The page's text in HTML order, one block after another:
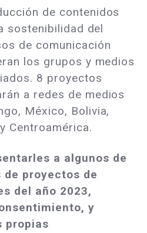
de contenidos
sostenibilidad del
de comunicación
los grupos y medios
8 proyectos
a redes de medios
México, Bolivia,
Centroamérica.
a algunos de
proyectos de
del año 2023,
y
propias